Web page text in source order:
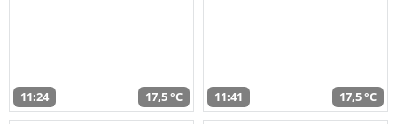
11:24 17,5 °C 11:41 17,5 °C